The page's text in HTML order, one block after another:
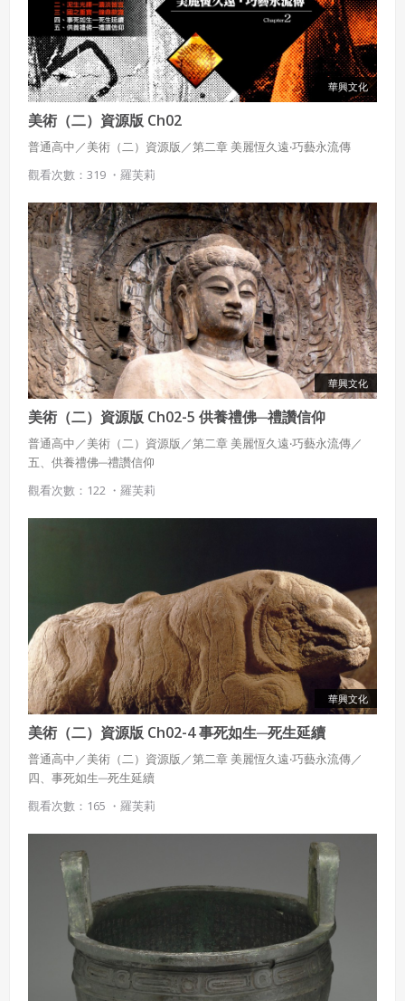
華興文化
美術（二）資源版 Ch02
普通高中／美術（二）資源版／第二章 美麗恆久遠‧巧藝永流傳
觀看次數：319 ・ 羅芙莉
華興文化
美術（二）資源版 Ch02-5 供養禮佛─禮讚信仰
普通高中／美術（二）資源版／第二章 美麗恆久遠‧巧藝永流傳／
五、供養禮佛─禮讚信仰
觀看次數：122 ・ 羅芙莉
華興文化
美術（二）資源版 Ch02-4 事死如生─死生延續
普通高中／美術（二）資源版／第二章 美麗恆久遠‧巧藝永流傳／
四、事死如生─死生延續
觀看次數：165 ・ 羅芙莉